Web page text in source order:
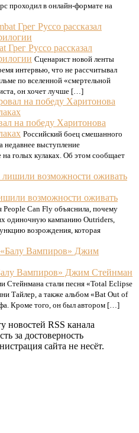
проходил в онлайн-формате на
Руссо рассказал
Сценарист новой ленты
интервью, что не рассчитывал
по вселенной «смертельной
он хочет лучше […]
на победу Харитонова
Российский боец смешанного
недавнее выступление
на голых кулаках. Об этом сообщает
возможности оживать
People Can Fly объяснила, почему
одиночную кампанию Outriders,
возрождения, которая
Вампиров» Джим Стейнман
Стейнмана стали песня «Total Eclipse
Тайлер, а также альбом «Bat Out of
Кроме того, он был автором […]
новостей RSS канала
за достоверность
сайта не несёт.